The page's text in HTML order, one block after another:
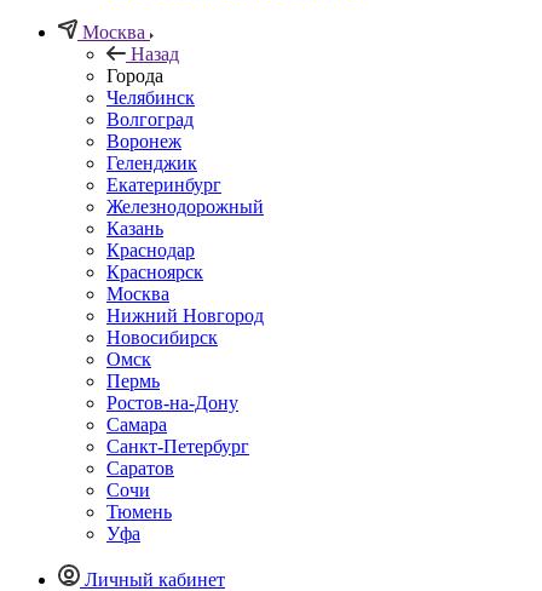
Москва
Назад
Города
Челябинск
Волгоград
Воронеж
Геленджик
Екатеринбург
Железнодорожный
Казань
Краснодар
Красноярск
Москва
Нижний Новгород
Новосибирск
Омск
Пермь
Ростов-на-Дону
Самара
Санкт-Петербург
Саратов
Сочи
Тюмень
Уфа
Личный кабинет